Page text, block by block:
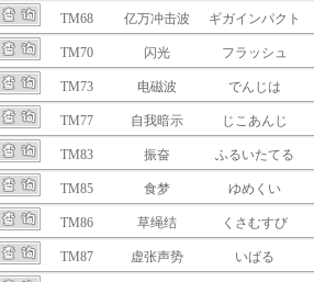
TM68 亿万冲击波 ギガインパクト
TM70 闪光 フラッシュ
TM73 电磁波 でんじは
TM77 自我暗示 じこあんじ
TM83 振奋 ふるいたてる
TM85 食梦 ゆめくい
TM86 草绳结 くさむすび
TM87 虚张声势 いばる